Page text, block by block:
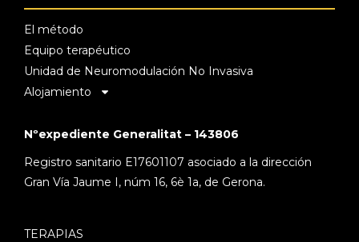
El método
Equipo terapéutico
Unidad de Neuromodulación No Invasiva
Alojamiento
Nºexpediente Generalitat – 143806
Registro sanitario E17601107 asociado a la dirección
Gran Vía Jaume I, núm 16, 6è 1a, de Gerona.
TERAPIAS